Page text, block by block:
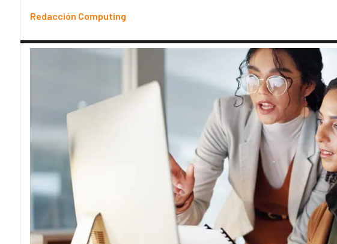
Redacción Computing